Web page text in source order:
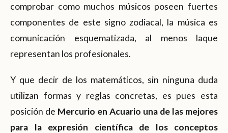
comprobar como muchos músicos poseen fuertes
componentes de este signo zodiacal, la música es
comunicación esquematizada, al menos laque
representan los profesionales.
Y que decir de los matemáticos, sin ninguna duda
utilizan formas y reglas concretas, es pues esta
posición de Mercurio en Acuario una de las mejores
para la expresión científica de los conceptos